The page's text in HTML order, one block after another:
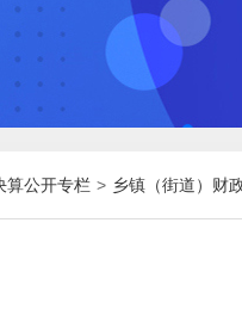
算公开专栏 > 乡镇（街道）财